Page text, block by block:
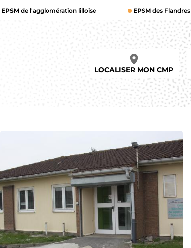
EPSM de l'agglomération lilloise EPSM des Flandres
LOCALISER MON CMP